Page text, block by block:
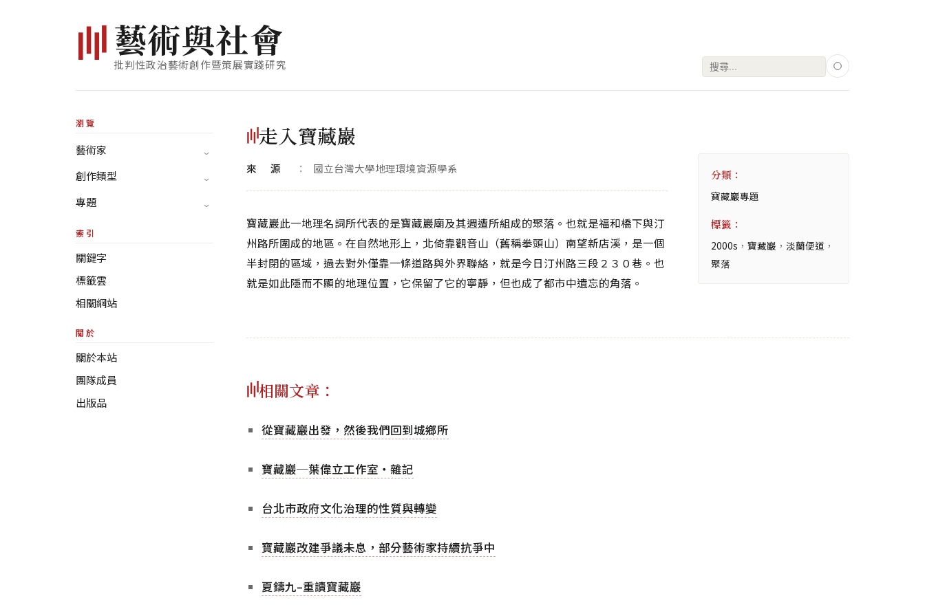
藝術與社會
批判性政治藝術創作暨策展實踐研究
搜
瀏覽
藝術家
創作類型
專題
索引
關鍵字
標籤雲
相關網站
關於
關於本站
團隊成員
出版品
走入寶藏巖
來源 國立台灣大學地理環境資源學系
寶藏巖此一地理名詞所代表的是寶藏巖廟及其週遭所組成的聚落。也就是福和橋下與汀
州路所圍成的地區。在自然地形上，北倚靠觀音山（舊稱拳頭山）南望新店溪，是一個
半封閉的區域，過去對外僅靠一條道路與外界聯絡，就是今日汀州路三段２３０巷。也
就是如此隱而不顯的地理位置，它保留了它的寧靜，但也成了都市中遺忘的角落。
分類：
寶藏巖專題
標籤：
2000s ， 寶藏巖 ， 淡蘭便道 ，
聚落
相關文章：
從寶藏巖出發，然後我們回到城鄉所
寶藏巖─葉偉立工作室‧雜記
台北市政府文化治理的性質與轉變
寶藏巖改建爭議未息，部分藝術家持續抗爭中
夏鑄九–重讀寶藏巖